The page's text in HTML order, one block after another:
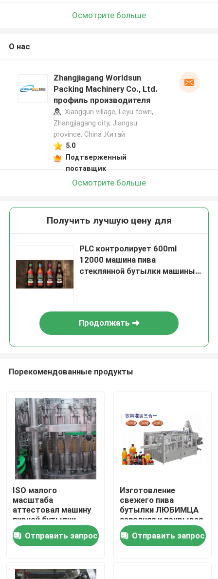
Дом
Продукты
О нас
Осмотрите больше
О нас
Zhangjiagang Worldsun
Packing Machinery Co., Ltd.
профиль производителя
Xiangqun village, Leyu town,
Zhangjiagang city, Jiangsu
province, China ,Китай
5.0
Подтверженный
поставщик
Осмотрите больше
Получить лучшую цену для
PLC контролирует 600ml
12000 машина пива
стеклянной бутылки машины
Продолжать
Порекомендованные продукты
ISO малого
масштаба
аттестовал машину
пивной бутылки
машины завалки
пива 8000BPH
заполняя покрывая
Отправить запрос
Изготовление
свежего пива
бутылки ЛЮБИМЦА
заполняя и покрывая
машины в Китае
Отправить запрос